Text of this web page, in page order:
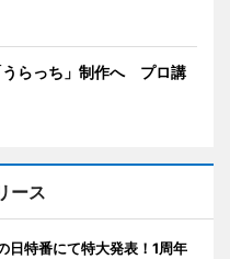
うらっち」制作へ プロ講
ース
日特番にて特大発表！1周年